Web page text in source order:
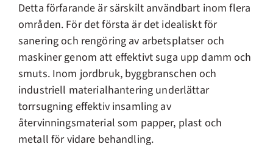
Detta förfarande är särskilt användbart inom flera
områden. För det första är det idealiskt för
sanering och rengöring av arbetsplatser och
maskiner genom att effektivt suga upp damm och
smuts. Inom jordbruk, byggbranschen och
industriell materialhantering underlättar
torrsugning effektiv insamling av
återvinningsmaterial som papper, plast och
metall för vidare behandling.